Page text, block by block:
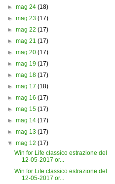
► mag 24 (18)
► mag 23 (17)
► mag 22 (17)
► mag 21 (17)
► mag 20 (17)
► mag 19 (17)
► mag 18 (17)
► mag 17 (18)
► mag 16 (17)
► mag 15 (17)
► mag 14 (17)
► mag 13 (17)
▼ mag 12 (17)
Win for Life classico estrazione del
12-05-2017 or...
Win for Life classico estrazione del
12-05-2017 or...